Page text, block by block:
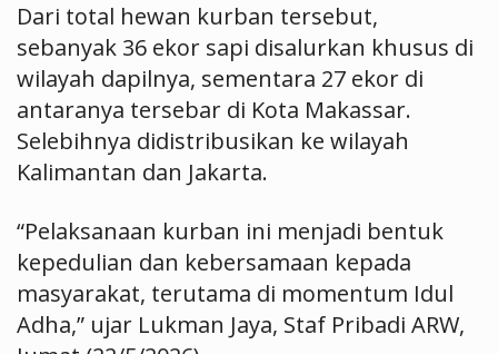
Dari total hewan kurban tersebut,
sebanyak 36 ekor sapi disalurkan khusus di
wilayah dapilnya, sementara 27 ekor di
antaranya tersebar di Kota Makassar.
Selebihnya didistribusikan ke wilayah
Kalimantan dan Jakarta.
“Pelaksanaan kurban ini menjadi bentuk
kepedulian dan kebersamaan kepada
masyarakat, terutama di momentum Idul
Adha,” ujar Lukman Jaya, Staf Pribadi ARW,